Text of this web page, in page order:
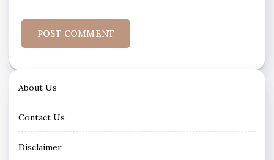
About Us
Contact Us
Disclaimer